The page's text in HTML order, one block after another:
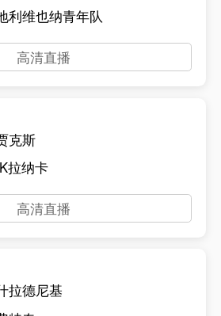
利维也纳青年队
高清直播
克斯
拉纳卡
高清直播
拉德尼基